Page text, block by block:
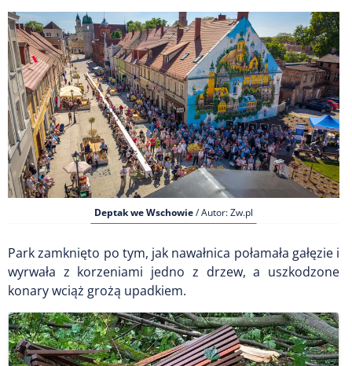
Deptak we Wschowie/ Autor: Zw.pl
Park zamknięto po tym, jak nawałnica połamała gałęzie i
wyrwała z korzeniami jedno z drzew, a uszkodzone
konary wciąż grożą upadkiem.